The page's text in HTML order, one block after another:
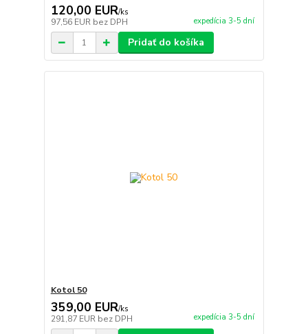
120,00 EUR/ks
97,56 EUR bez DPH expedícia 3-5 dní
Pridať do košíka
Kotol 50
359,00 EUR/ks
291,87 EUR bez DPH expedícia 3-5 dní